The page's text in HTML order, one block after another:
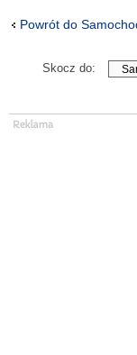
Powrót do
Skocz do: